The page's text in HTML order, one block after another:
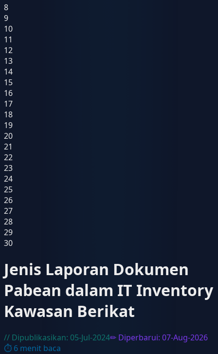
8
9
10
11
12
13
14
15
16
17
18
19
20
21
22
23
24
25
26
27
28
29
30
Jenis Laporan Dokumen
Pabean dalam IT Inventory
Kawasan Berikat
// Dipublikasikan: 05-Jul-2024✏ Diperbarui: 07-Aug-2026
⏱ 6 menit baca